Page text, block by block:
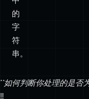
串。
提
如何判断你处理的是否为